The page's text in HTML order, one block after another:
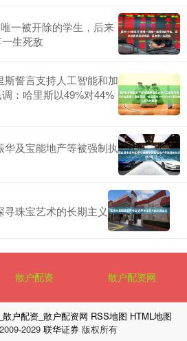
一被开除的学生，后来
生死敌
誓言支持人工智能和加
：哈里斯以49%对44%
及宝能地产等被强制执
珠宝艺术的长期主义
散户配资 散户配资网
户配资_散户配资网 RSS地图 HTML地图
2029 联华证券版权所有